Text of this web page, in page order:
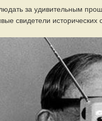
за удивительным
свидетели